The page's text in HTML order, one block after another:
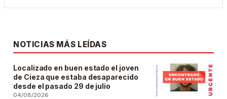
NOTICIAS MÁS LEÍDAS
Localizado en buen estado el joven
de Cieza que estaba desaparecido
desde el pasado 29 de julio
04/08/2026